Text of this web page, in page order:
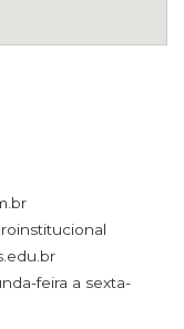
feira a sexta-